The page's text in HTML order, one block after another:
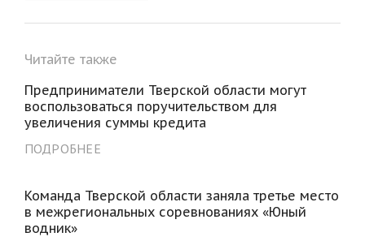
Читайте также
Предприниматели Тверской области могут
воспользоваться поручительством для
увеличения суммы кредита
ПОДРОБНЕЕ
Команда Тверской области заняла третье место
в межрегиональных соревнованиях «Юный
водник»